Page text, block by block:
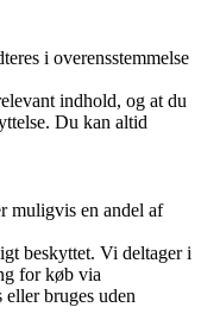
i overensstemmelse
indhold, og at du
Du kan altid
muligvis en andel af
beskyttet. Vi deltager i
for køb via
bruges uden